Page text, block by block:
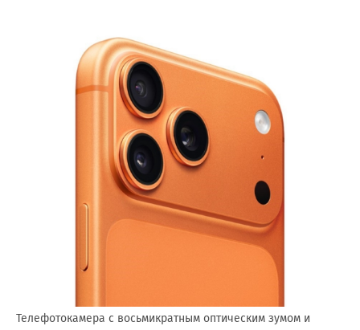
Телефотокамера с восьмикратным оптическим зумом и